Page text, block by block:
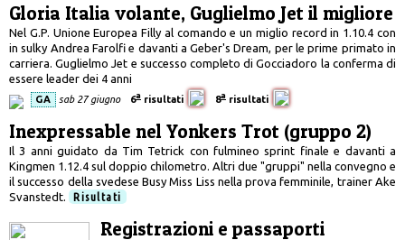
Gloria Italia volante, Guglielmo Jet il migliore
Nel G.P. Unione Europea Filly al comando e un miglio record in 1.10.4 con
in sulky Andrea Farolfi e davanti a Geber's Dream, per le prime primato in
carriera. Guglielmo Jet e successo completo di Gocciadoro la conferma di
essere leader dei 4 anni
GA sab 27 giugno 6a risultati 8a risultati
Inexpressable nel Yonkers Trot (gruppo 2)
Il 3 anni guidato da Tim Tetrick con fulmineo sprint finale e davanti a
Kingmen 1.12.4 sul doppio chilometro. Altri due "gruppi" nella convegno e
il successo della svedese Busy Miss Liss nella prova femminile, trainer Ake
Svanstedt.
Risultati
Registrazioni e passaporti